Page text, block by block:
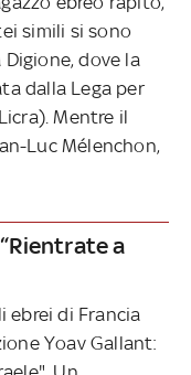
simili si sono
dove la
dalla Lega per
Mentre il
Luc Mélenchon,
a
ebrei di Francia
Yoav Gallant: